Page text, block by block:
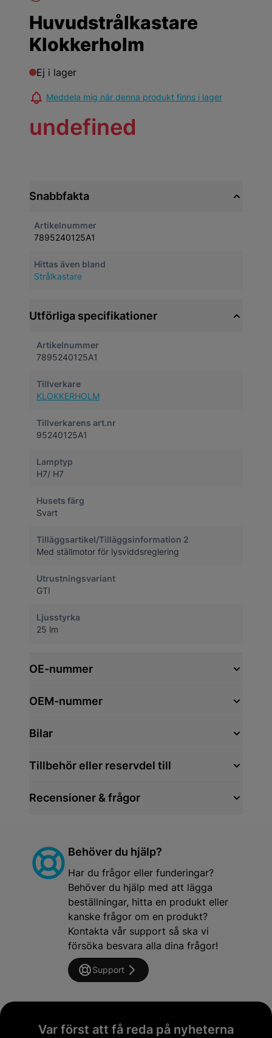
Huvudstrålkastare
Klokkerholm
Ej i lager
Meddela mig när denna produkt finns i lager
undefined
Snabbfakta
Artikelnummer
7895240125A1
Hittas även bland
Strålkastare
Utförliga specifikationer
Artikelnummer
7895240125A1
Tillverkare
KLOKKERHOLM
Tillverkarens art.nr
95240125A1
Lamptyp
H7/ H7
Husets färg
Svart
Tilläggsartikel/Tilläggsinformation 2
Med ställmotor för lysviddsreglering
Utrustningsvariant
GTI
Ljusstyrka
25 lm
OE-nummer
OEM-nummer
Bilar
Tillbehör eller reservdel till
Recensioner & frågor
Behöver du hjälp?
Har du frågor eller funderingar?
Behöver du hjälp med att lägga
beställningar, hitta en produkt eller
kanske frågor om en produkt?
Kontakta vår support så ska vi
försöka besvara alla dina frågor!
Support
Var först att få reda på nyheterna